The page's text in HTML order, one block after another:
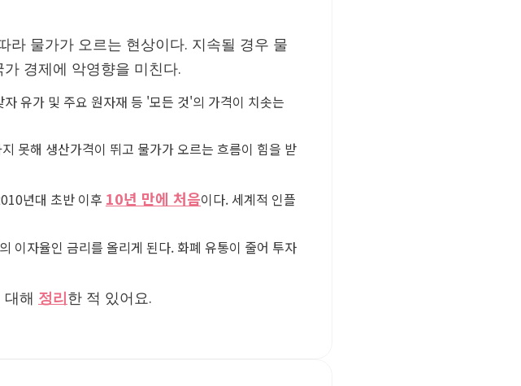
라 물가가 오르는 현상이다. 지속될 경우 물
경제에 악영향을 미친다.
유가 및 주요 원자재 등 '모든 것'의 가격이 치솟는
못해 생산가격이 뛰고 물가가 오르는 흐름이 힘을 받
년대 초반 이후 10년 만에 처음이다. 세계적 인플
이자율인 금리를 올리게 된다. 화폐 유통이 줄어 투자
해 정리한 적 있어요.